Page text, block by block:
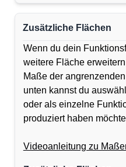
Zusätzliche Flächen
Wenn du dein
weitere Fläche
Maße der
unten kannst du
oder als einzelne
produziert haben
Videoanleitung zu